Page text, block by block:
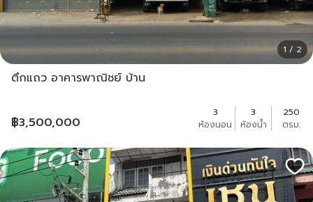
1 / 2
ตึกแถว อาคารพาณิชย์ บ้าน
฿3,500,000
3
ห้องนอน
3
ห้องน้ำ
250
ตรม.